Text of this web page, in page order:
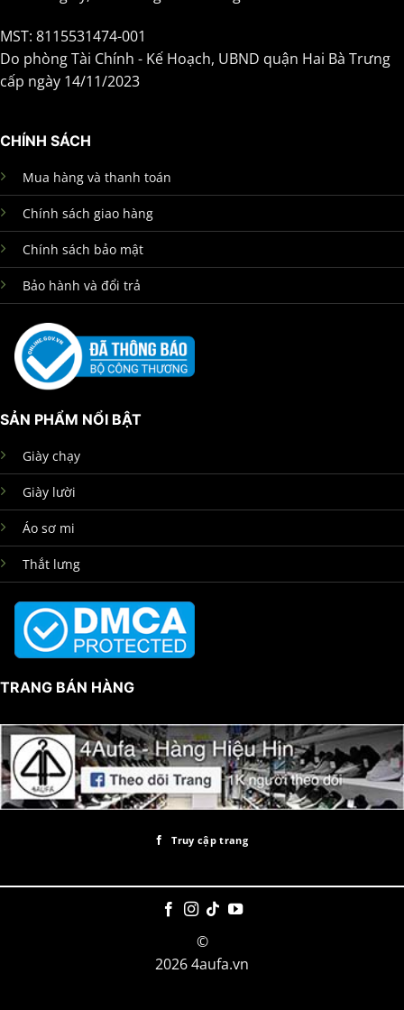
MST: 8115531474-001
Do phòng Tài Chính - Kế Hoạch, UBND quận Hai Bà Trưng
cấp ngày 14/11/2023
CHÍNH SÁCH
Mua hàng và thanh toán
Chính sách giao hàng
Chính sách bảo mật
Bảo hành và đổi trả
SẢN PHẨM NỔI BẬT
Giày chạy
Giày lười
Áo sơ mi
Thắt lưng
TRANG BÁN HÀNG
Truy cập trang
©
2026 4aufa.vn